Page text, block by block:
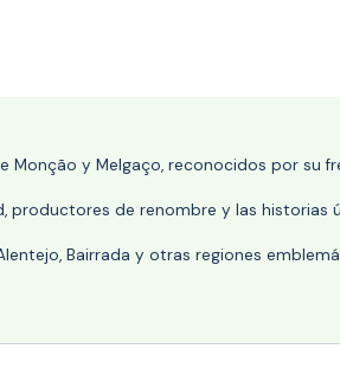
y Melgaço, reconocidos por su
de renombre y las historias
Bairrada y otras regiones